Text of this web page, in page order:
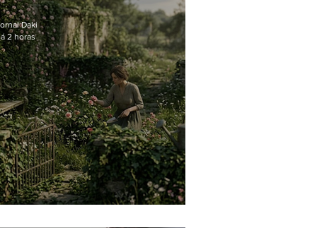
Daki
2 horas